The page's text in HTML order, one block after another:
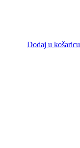
Dodaj u košaricu